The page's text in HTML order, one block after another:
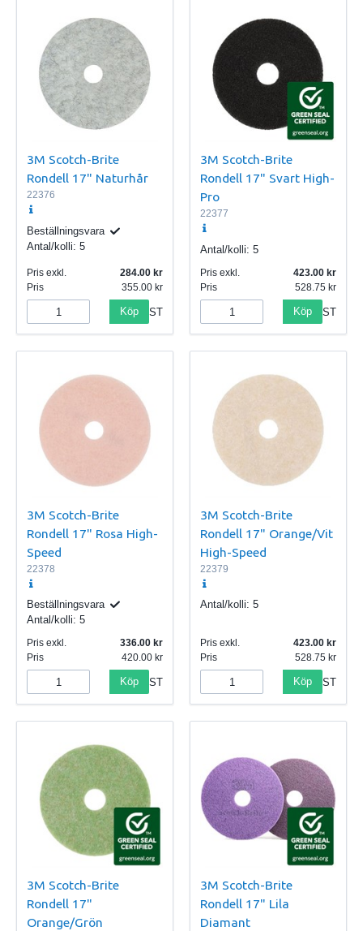
3M Scotch-Brite
Rondell 17" Naturhår
22376
Beställningsvara
Antal/kolli: 5
Pris exkl.
284.00
Pris
355.00
Köp ST
3M Scotch-Brite
Rondell 17" Svart High-
Pro
22377
Antal/kolli: 5
Pris exkl.
423.00
Pris
528.75
Köp ST
3M Scotch-Brite
Rondell 17" Rosa High-
Speed
22378
Beställningsvara
Antal/kolli: 5
Pris exkl.
336.00
Pris
420.00
Köp ST
3M Scotch-Brite
Rondell 17" Orange/Vit
High-Speed
22379
Antal/kolli: 5
Pris exkl.
423.00
Pris
528.75
Köp ST
3M Scotch-Brite
Rondell 17"
Orange/Grön
3M Scotch-Brite
Rondell 17" Lila
Diamant